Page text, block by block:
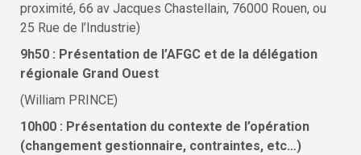
proximité, 66 av Jacques Chastellain, 76000 Rouen, ou
25 Rue de l’Industrie)
9h50 : Présentation de l’AFGC et de la délégation
régionale Grand Ouest
(William PRINCE)
10h00 : Présentation du contexte de l’opération
(changement gestionnaire, contraintes, etc…)